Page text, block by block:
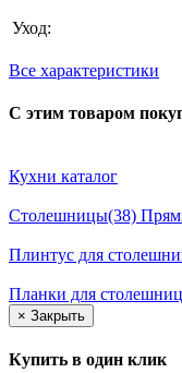
Уход:
Все характеристики
С этим товаром
Кухни каталог
Столешницы(38)
Плинтус для
Планки для столешниц
× Закрыть
Купить в один клик